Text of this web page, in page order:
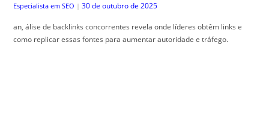
Especialista em SEO | 30 de outubro de 2025
an, álise de backlinks concorrentes revela onde líderes obtêm links e
como replicar essas fontes para aumentar autoridade e tráfego.